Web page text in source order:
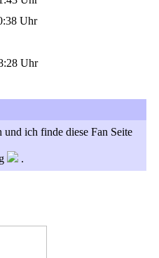
Uhr
Uhr
ich finde diese Fan Seite
.